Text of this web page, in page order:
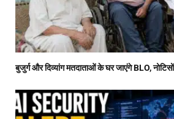
बुजुर्ग और दिव्यांग मतदाताओं के घर जाएंगे BLO,